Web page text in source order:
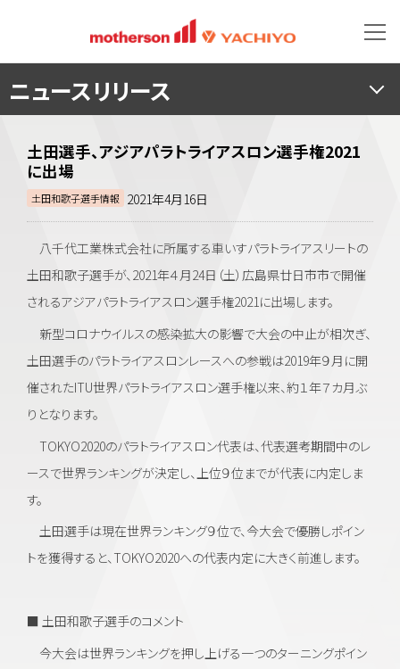
ニュースリリース
土田選手、アジアパラトライアスロン選手権2021
に出場
土田和歌子選手情報 2021年4月16日
八千代工業株式会社に所属する車いすパラトライアスリートの
土田和歌子選手が、2021年４月24日（土）広島県廿日市市で開催
されるアジアパラトライアスロン選手権2021に出場します。
新型コロナウイルスの感染拡大の影響で大会の中止が相次ぎ、
土田選手のパラトライアスロンレースへの参戦は2019年９月に開
催されたITU世界パラトライアスロン選手権以来、約１年７カ月ぶ
りとなります。
TOKYO2020のパラトライアスロン代表は、代表選考期間中のレ
ースで世界ランキングが決定し、上位９位までが代表に内定しま
す。
土田選手は現在世界ランキング９位で、今大会で優勝しポイン
トを獲得すると、TOKYO2020への代表内定に大きく前進します。
■ 土田和歌子選手のコメント
今大会は世界ランキングを押し上げる一つのターニングポイン